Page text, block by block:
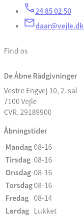
24 85 02 50
daar@vejle.dk
Find os
De Åbne Rådgivninger
Vestre Engvej 10, 2. sal
7100 Vejle
CVR. 29189900
Åbningstider
Mandag 08-16
Tirsdag 08-16
Onsdag 08-16
Torsdag08-16
Fredag 08-14
Lørdag Lukket